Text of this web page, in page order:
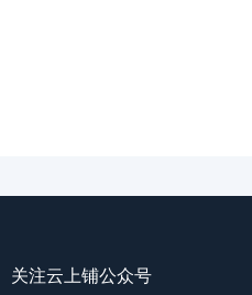
关注云上铺公众号